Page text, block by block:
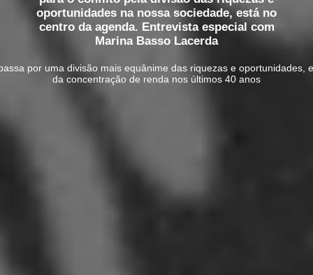
oportunidades na nossa sociedade, está no
centro da agenda. Entrevista especial com
Marina Basso Lacerda
por uma divisão mais equânime das riquezas e oportunidades,
da concentração de renda nos últimos 40 anos